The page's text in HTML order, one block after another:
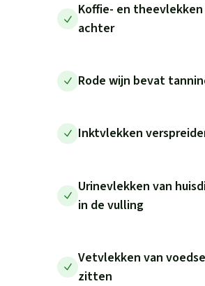
Koffie- en
achter
Rode wijn bevat
Inktvlekken
Urinevlekken van
in de vulling
Vetvlekken van
zitten